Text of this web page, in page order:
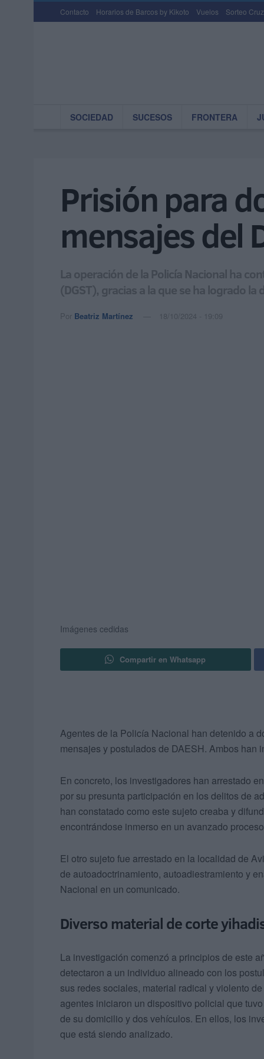
Contacto Horarios de Barcos by Kikoto Vuelos Sorteo
SOCIEDAD SUCESOS FRONTERA
Prisión para
mensajes del
La operación de la Policía Nacional ha
(DGST), gracias a la que se ha logrado
Por Beatriz Martínez 18/10/2024 - 19:09
Imágenes cedidas
Compartir en Whatsapp
Agentes de la Policía Nacional han detenido a
mensajes y postulados de DAESH. Ambos
En concreto, los investigadores han arrestado
por su presunta participación en los delitos de
han constatado como este sujeto creaba y
encontrándose inmerso en un avanzado
El otro sujeto fue arrestado en la localidad de
de autoadoctrinamiento, autoadiestramiento y
Nacional en un comunicado.
Diverso material de corte
La investigación comenzó a principios de este
detectaron a un individuo alineado con los
sus redes sociales, material radical y violento
agentes iniciaron un dispositivo policial que
de su domicilio y dos vehículos. En ellos, los
que está siendo analizado.